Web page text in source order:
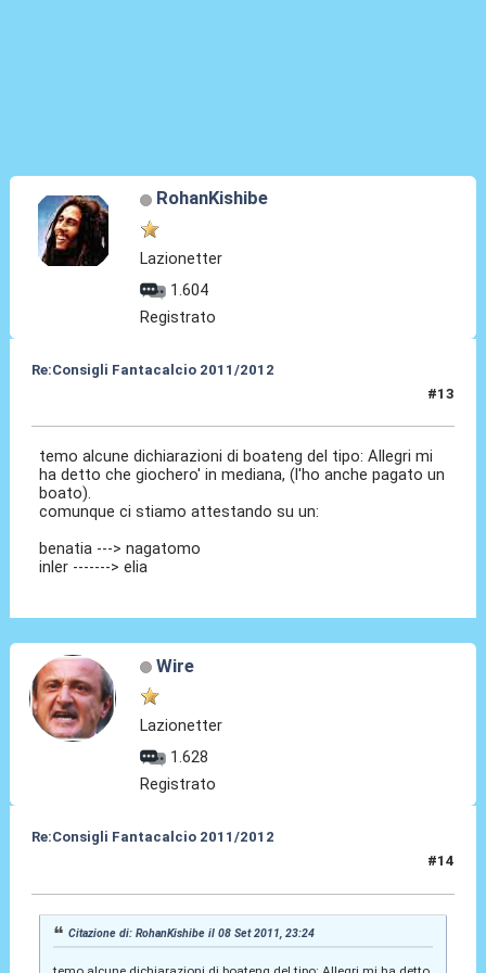
RohanKishibe
Lazionetter
1.604
Registrato
Re:Consigli Fantacalcio 2011/2012
#13
temo alcune dichiarazioni di boateng del tipo: Allegri mi
ha detto che giochero' in mediana, (l'ho anche pagato un
boato).
comunque ci stiamo attestando su un:
benatia ---> nagatomo
inler -------> elia
Wire
Lazionetter
1.628
Registrato
Re:Consigli Fantacalcio 2011/2012
#14
Citazione di: RohanKishibe il 08 Set 2011, 23:24